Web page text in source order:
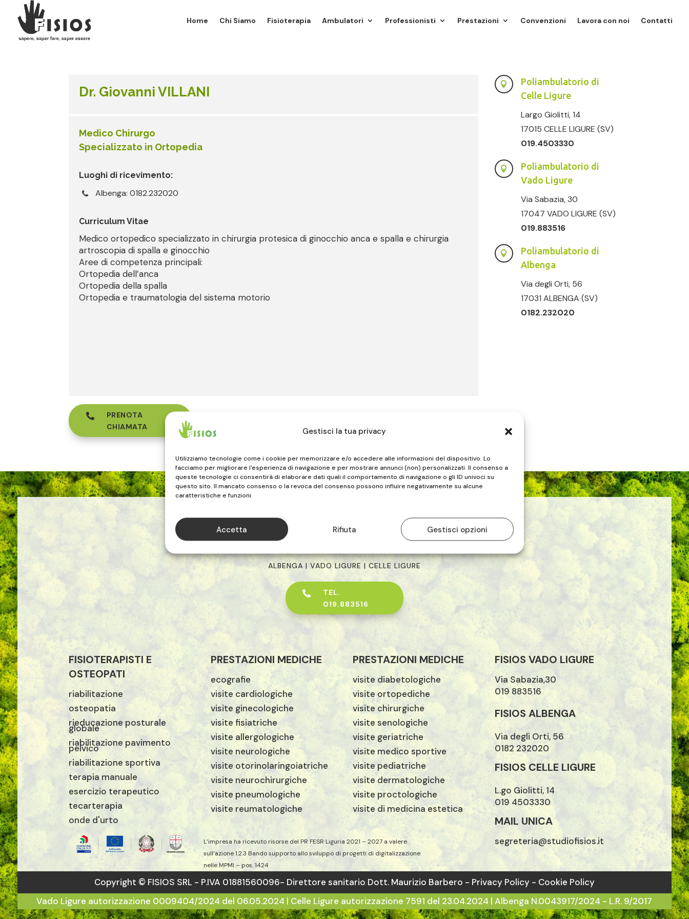
Gestisci la tua privacy
Utilizziamo tecnologie come i cookie per memorizzare e/o accedere alle informazioni del dispositivo. Lo
facciamo per migliorare l'esperienza di navigazione e per mostrare annunci (non) personalizzati. Il consenso a
queste tecnologie ci consentirà di elaborare dati quali il comportamento di navigazione o gli ID univoci su
questo sito. Il mancato consenso o la revoca del consenso possono influire negativamente su alcune
caratteristiche e funzioni.
Accetta Rifiuta Gestisci opzioni
Home Chi Siamo Fisioterapia Ambulatori Professionisti Prestazioni Convenzioni Lavora con noi Contatti
Dr. Giovanni VILLANI
Medico Chirurgo
Specializzato in Ortopedia
Luoghi di ricevimento:
Albenga: 0182.232020
Curriculum Vitae
Medico ortopedico specializzato in chirurgia protesica di ginocchio anca e spalla e chirurgia
artroscopia di spalla e ginocchio
Aree di competenza principali:
Ortopedia dell’anca
Ortopedia della spalla
Ortopedia e traumatologia del sistema motorio

PRENOTA
CHIAMATA

Poliambulatorio di
Celle Ligure
Largo Giolitti, 14
17015 CELLE LIGURE (SV)
019.4503330

Poliambulatorio di
Vado Ligure
Via Sabazia, 30
17047 VADO LIGURE (SV)
019.883516

Poliambulatorio di
Albenga
Via degli Orti, 56
17031 ALBENGA (SV)
0182.232020
FISIOS
ALBENGA | VADO LIGURE | CELLE LIGURE

TEL.
019.883516
FISIOTERAPISTI E
OSTEOPATI
riabilitazione
osteopatia
rieducazione posturale
globale
riabilitazione pavimento
pelvico
riabilitazione sportiva
terapia manuale
esercizio terapeutico
tecarterapia
onde d'urto
PRESTAZIONI MEDICHE
ecografie
visite cardiologiche
visite ginecologiche
visite fisiatriche
visite allergologiche
visite neurologiche
visite otorinolaringoiatriche
visite neurochirurgiche
visite pneumologiche
visite reumatologiche
PRESTAZIONI MEDICHE
visite diabetologiche
visite ortopediche
visite chirurgiche
visite senologiche
visite geriatriche
visite medico sportive
visite pediatriche
visite dermatologiche
visite proctologiche
visite di medicina estetica
FISIOS VADO LIGURE
Via Sabazia,30
019 883516
FISIOS ALBENGA
Via degli Orti, 56
0182 232020
FISIOS CELLE LIGURE
L.go Giolitti, 14
019 4503330
MAIL UNICA
segreteria@studiofisios.it
L’impresa ha ricevuto risorse del PR FESR Liguria 2021 – 2027 a valere
sull’azione 1.2.3 Bando supporto allo sviluppo di progetti di digitalizzazione
nelle MPMI – pos. 1424
Copyright © FISIOS SRL - P.IVA 01881560096- Direttore sanitario Dott. Maurizio Barbero - Privacy Policy - Cookie Policy
Vado Ligure autorizzazione 0009404/2024 del 06.05.2024 | Celle Ligure autorizzazione 7591 del 23.04.2024 | Albenga N.0043917/2024 - L.R. 9/2017